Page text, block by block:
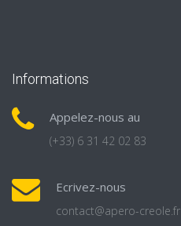
Informations
Appelez-nous au
(+33) 6 31 42 02 83
Ecrivez-nous
contact@apero-creole.fr